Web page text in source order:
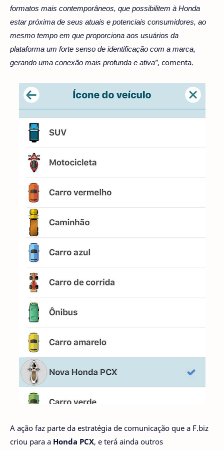
formatos mais contemporâneos, que possibilitem à Honda
estar próxima de seus atuais e potenciais consumidores, ao
mesmo tempo em que proporciona aos usuários da
plataforma um forte senso de identificação com a marca,
gerando uma conexão mais profunda e ativa”, comenta.
A ação faz parte da estratégia de comunicação que a F.biz
criou para a Honda PCX, e terá ainda outros